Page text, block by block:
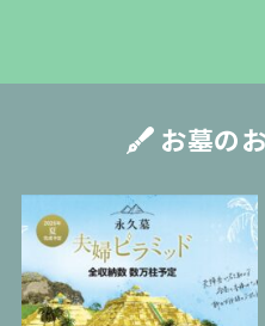
お墓の